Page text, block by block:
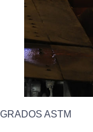
GRADOS ASTM